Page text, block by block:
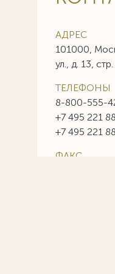
АДРЕС
101000,
ул., д. 13,
ТЕЛЕФОНЫ
8-800-555-
+7 495 221
+7 495 221
ФАКС